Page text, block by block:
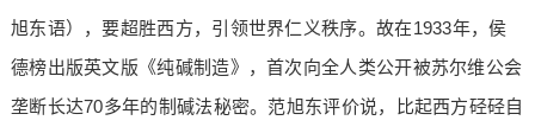
旭东语），要超胜西方，引领世界仁义秩序。故在1933年，侯
德榜出版英文版《纯碱制造》，首次向全人类公开被苏尔维公会
垄断长达70多年的制碱法秘密。范旭东评价说，比起西方硁硁自